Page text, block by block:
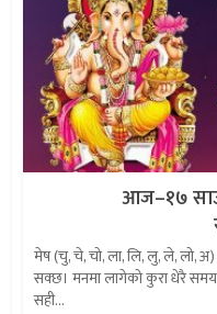
आज–१७
मेष (चु, चे, चो, ला, लि, लु, ले, लो, अ)
सक्छ। मनमा लागेको कुरा धेरै समय
सही...